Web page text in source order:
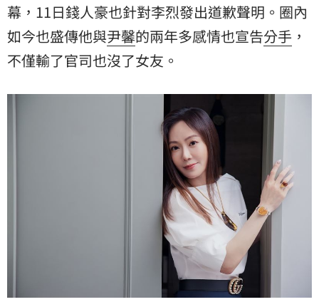
幕，11日錢人豪也針對李烈發出道歉聲明。圈內
如今也盛傳他與尹馨的兩年多感情也宣告分手 ，
不僅輸了官司也沒了女友。